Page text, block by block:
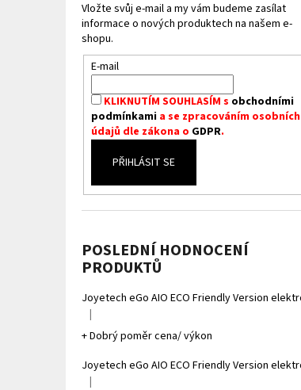
Vložte svůj e-mail a my vám budeme zasílat
informace o nových produktech na našem e-
shopu.
E-mail
KLIKNUTÍM SOUHLASÍM s obchodními
podmínkamia se zpracováním osobních
údajů dle zákona o GDPR.
PŘIHLÁSIT SE
POSLEDNÍ HODNOCENÍ
PRODUKTŮ
Hodnocení produktu je 5 z 5 hvězdiček.
|
+ Dobrý poměr cena/ výkon
Hodnocení produktu je 5 z 5 hvězdiček.
|